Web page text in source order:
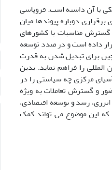
با آن داشته است. فروپاشی
برای برقراری دوباره پیوندها میان
گسترش مناسبات با کشورهای
داده است و در صدد توسعه
برای تبدیل شدن به قدرت
را فراهم نماید. بدین
مرکزی چه سیاستی را در
و گسترش تعاملات به ویژه
رشد و توسعه اقتصادی،
که این موضوع می تواند کمک